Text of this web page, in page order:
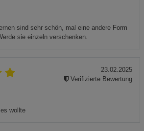
sind sehr schön, mal eine andere Form
sie einzeln verschenken.
wollte
23.02.2025
Verifizierte Bewertung